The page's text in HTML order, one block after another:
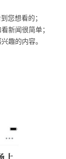
您想看的；
新闻很简单；
趣的内容。